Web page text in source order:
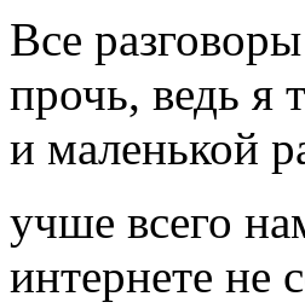
Все
прочь, ведь я
и маленькой
учше всего
интернете не